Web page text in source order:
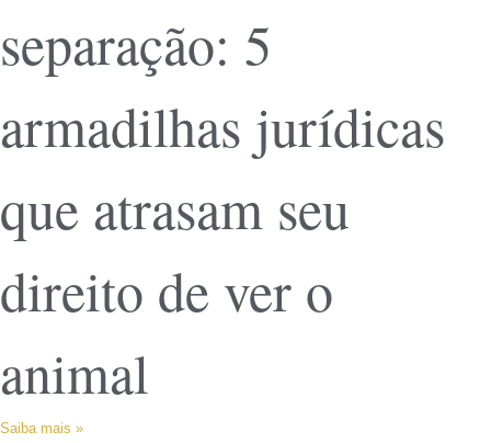
separação: 5
armadilhas jurídicas
que atrasam seu
direito de ver o
animal
Saiba mais »